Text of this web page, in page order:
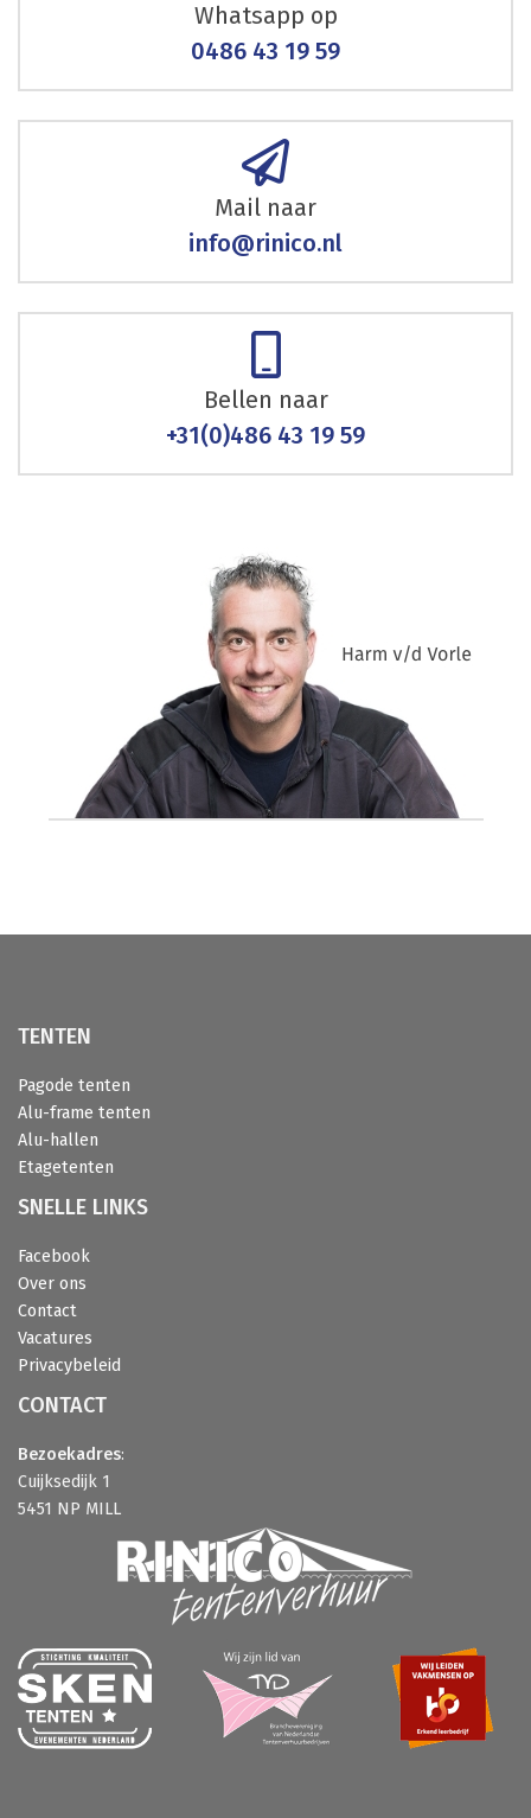
Whatsapp op
0486 43 19 59
Mail naar
info@rinico.nl
Bellen naar
+31(0)486 43 19 59
TENTEN
Pagode tenten
Alu-frame tenten
Alu-hallen
Etagetenten
SNELLE LINKS
Facebook
Over ons
Contact
Vacatures
Privacybeleid
CONTACT
Bezoekadres:
Cuijksedijk 1
5451 NP MILL